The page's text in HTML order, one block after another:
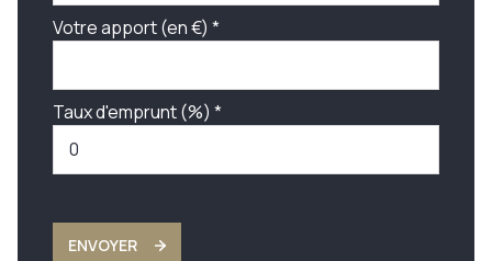
Votre apport (en €) *
Taux d'emprunt (%) *
ENVOYER